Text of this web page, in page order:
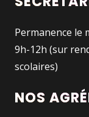
Permanence le
9h-12h (sur
scolaires)
NOS